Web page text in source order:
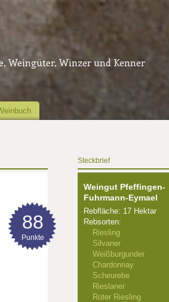
Weingüter, Winzer und Kenner
88
Punkte
Steckbrief
Weingut Pfeffingen-
Fuhrmann-Eymael
Rebfläche: 17 Hektar
Rebsorten:
Riesling
Silvaner
Weißburgunder
Chardonnay
Scheurebe
Rieslaner
Roter Riesling